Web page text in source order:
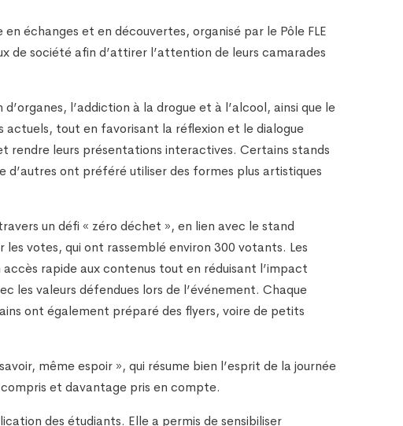
échanges et en découvertes, organisé par le Pôle FLE
de société afin d’attirer l’attention de leurs camarades
l’addiction à la drogue et à l’alcool, ainsi que le
tout en favorisant la réflexion et le dialogue
leurs présentations interactives. Certains stands
d’autres ont préféré utiliser des formes plus artistiques
un défi « zéro déchet », en lien avec le stand
votes, qui ont rassemblé environ 300 votants. Les
rapide aux contenus tout en réduisant l’impact
les valeurs défendues lors de l’événement. Chaque
ont également préparé des flyers, voire de petits
même espoir », qui résume bien l’esprit de la journée
et davantage pris en compte.
des étudiants. Elle a permis de sensibiliser